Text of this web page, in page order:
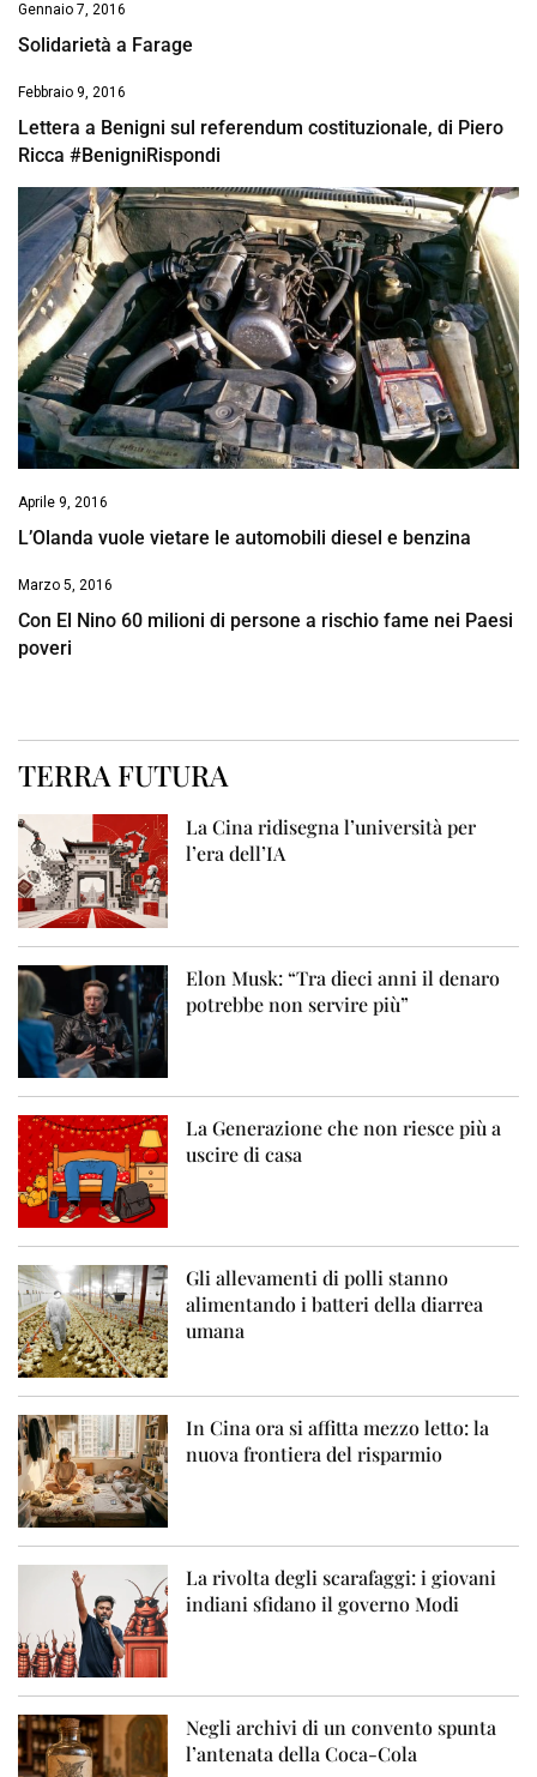
Gennaio 7, 2016
Solidarietà a Farage
Febbraio 9, 2016
Lettera a Benigni sul referendum costituzionale, di Piero
Ricca #BenigniRispondi
Aprile 9, 2016
L’Olanda vuole vietare le automobili diesel e benzina
Marzo 5, 2016
Con El Nino 60 milioni di persone a rischio fame nei Paesi
poveri
TERRA FUTURA
La Cina ridisegna l’università per
l’era dell’IA
Elon Musk: “Tra dieci anni il denaro
potrebbe non servire più”
La Generazione che non riesce più a
uscire di casa
Gli allevamenti di polli stanno
alimentando i batteri della diarrea
umana
In Cina ora si affitta mezzo letto: la
nuova frontiera del risparmio
La rivolta degli scarafaggi: i giovani
indiani sfidano il governo Modi
Negli archivi di un convento spunta
l’antenata della Coca-Cola